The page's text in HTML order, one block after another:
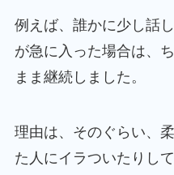
例えば、誰かに少し話
が急に入った場合は、
まま継続しました。
理由は、そのぐらい、
た人にイラついたりし